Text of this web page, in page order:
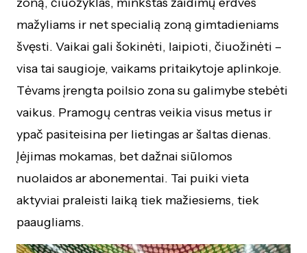
mažyliams ir net specialią zoną gimtadieniams
švęsti. Vaikai gali šokinėti, laipioti, čiuožinėti –
visa tai saugioje, vaikams pritaikytoje aplinkoje.
Tėvams įrengta poilsio zona su galimybe stebėti
vaikus. Pramogų centras veikia visus metus ir
ypač pasiteisina per lietingas ar šaltas dienas.
Įėjimas mokamas, bet dažnai siūlomos
nuolaidos ar abonementai. Tai puiki vieta
aktyviai praleisti laiką tiek mažiesiems, tiek
paaugliams.